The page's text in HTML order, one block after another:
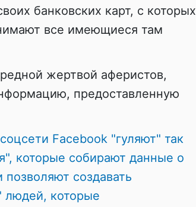
банковских карт, с которых
все имеющиеся там
жертвой аферистов,
предоставленную
Facebook "гуляют" так
которые собирают данные о
создавать
людей, которые